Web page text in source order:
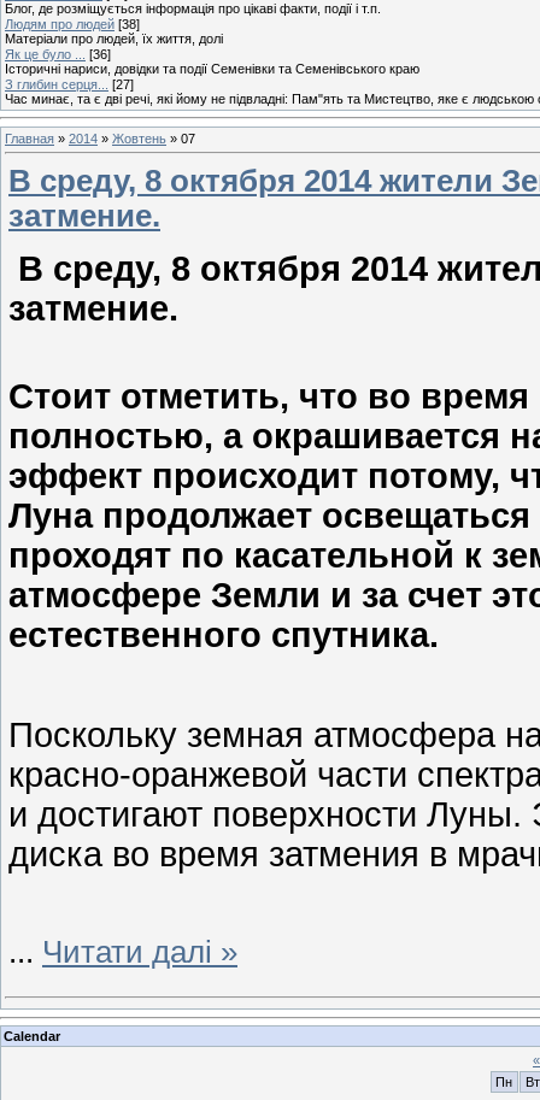
Блог, де розміщується інформація про цікаві факти, події і т.п.
Людям про людей [38]
Матеріали про людей, їх життя, долі
Як це було ...
[36]
Історичні нариси, довідки та події Семенівки та Семенівського краю
З глибин серця...
[27]
Час минає, та є дві речі, які йому не підвладні: Пам"ять та Мистецтво, яке є
Главная » 2014 » Жовтень » 07
В среду, 8 октября 2014 жители
затмение.
В среду, 8 октября 2014
затмение.
Стоит отметить, что во
полностью, а окрашивается
эффект происходит потому,
Луна продолжает
проходят по касательной к
атмосфере Земли и за счет
естественного спутника.
Поскольку земная атмосфера
красно-оранжевой части
и достигают поверхности Луны.
диска во время затмения в
... Читати далі »
Calendar
«
Пн
Вт